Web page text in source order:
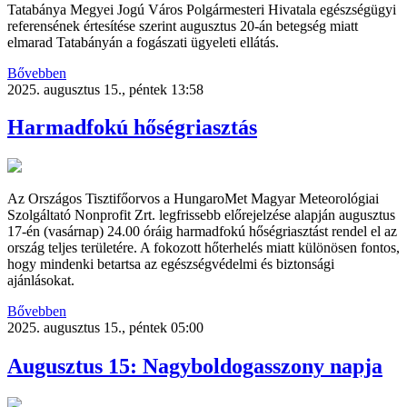
Tatabánya Megyei Jogú Város Polgármesteri Hivatala egészségügyi
referensének értesítése szerint augusztus 20-án betegség miatt
elmarad Tatabányán a fogászati ügyeleti ellátás.
Bővebben
2025. augusztus 15., péntek 13:58
Harmadfokú hőségriasztás
Az Országos Tisztifőorvos a HungaroMet Magyar Meteorológiai
Szolgáltató Nonprofit Zrt. legfrissebb előrejelzése alapján augusztus
17-én (vasárnap) 24.00 óráig harmadfokú hőségriasztást rendel el az
ország teljes területére. A fokozott hőterhelés miatt különösen fontos,
hogy mindenki betartsa az egészségvédelmi és biztonsági
ajánlásokat.
Bővebben
2025. augusztus 15., péntek 05:00
Augusztus 15: Nagyboldogasszony napja